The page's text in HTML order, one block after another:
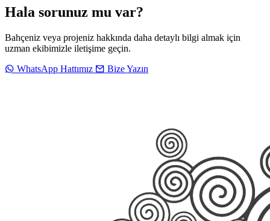
Hala sorunuz mu var?
Bahçeniz veya projeniz hakkında daha detaylı bilgi almak için
uzman ekibimizle iletişime geçin.
WhatsApp Hattımız
Bize Yazın